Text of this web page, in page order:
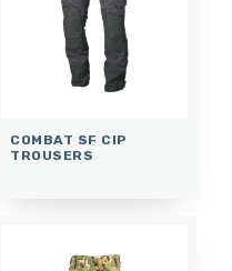
COMBAT SF CIP
TROUSERS